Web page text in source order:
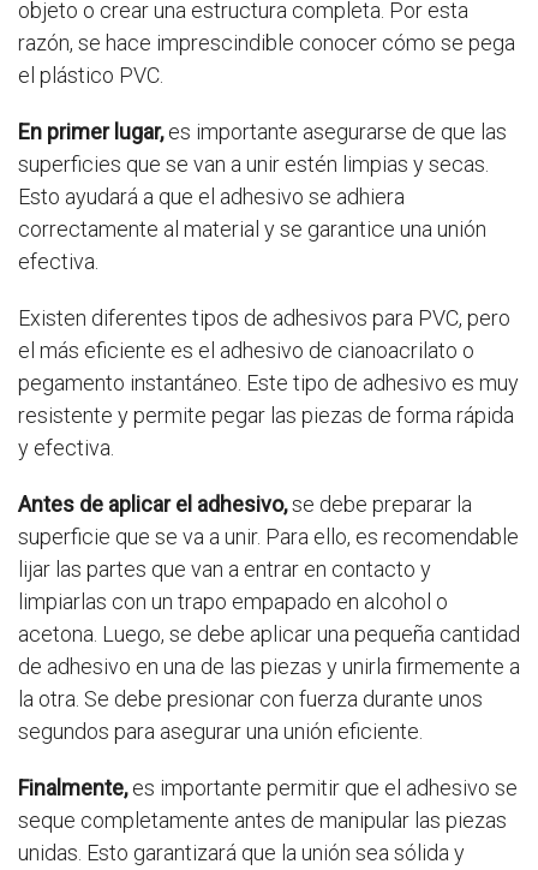
objeto o crear una estructura completa. Por esta
razón, se hace imprescindible conocer cómo se pega
el plástico PVC.
En primer lugar,es importante asegurarse de que las
superficies que se van a unir estén limpias y secas.
Esto ayudará a que el adhesivo se adhiera
correctamente al material y se garantice una unión
efectiva.
Existen diferentes tipos de adhesivos para PVC, pero
el más eficiente es el adhesivo de cianoacrilato o
pegamento instantáneo. Este tipo de adhesivo es muy
resistente y permite pegar las piezas de forma rápida
y efectiva.
Antes de aplicar el adhesivo,se debe preparar la
superficie que se va a unir. Para ello, es recomendable
lijar las partes que van a entrar en contacto y
limpiarlas con un trapo empapado en alcohol o
acetona. Luego, se debe aplicar una pequeña cantidad
de adhesivo en una de las piezas y unirla firmemente a
la otra. Se debe presionar con fuerza durante unos
segundos para asegurar una unión eficiente.
Finalmente,es importante permitir que el adhesivo se
seque completamente antes de manipular las piezas
unidas. Esto garantizará que la unión sea sólida y